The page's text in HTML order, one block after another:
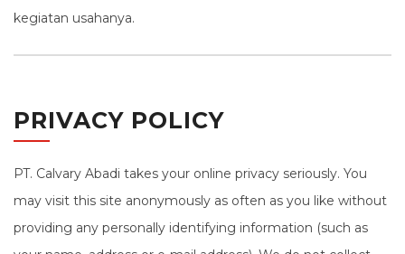
kegiatan usahanya.
PRIVACY POLICY
PT. Calvary Abadi takes your online privacy seriously. You
may visit this site anonymously as often as you like without
providing any personally identifying information (such as